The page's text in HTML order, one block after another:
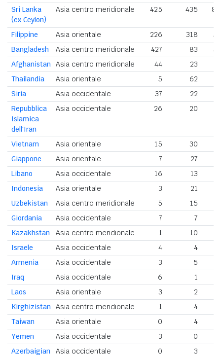
Sri Lanka
(ex Ceylon)
Asia centro meridionale 425 435
Filippine Asia orientale 226 318
Bangladesh
Asia centro meridionale 427 83
Afghanistan Asia centro meridionale 44 23
Thailandia
Asia orientale 5 62
Siria
Asia occidentale 37 22
Repubblica
Islamica
dell'Iran
Asia occidentale 26 20
Vietnam Asia orientale 15 30
Giappone
Asia orientale 7 27
Libano
Asia occidentale 16 13
Indonesia
Asia orientale 3 21
Uzbekistan
Asia centro meridionale 5 15
Giordania
Asia occidentale 7 7
Kazakhstan
Asia centro meridionale 1 10
Israele
Asia occidentale 4 4
Armenia
Asia occidentale 3 5
Iraq
Asia occidentale 6
1
Laos
Asia orientale 3 2
Kirghizistan Asia centro meridionale 1 4
Taiwan
Asia orientale 0
4
Yemen
Asia occidentale 3
0
Azerbaigian
Asia occidentale 0
3